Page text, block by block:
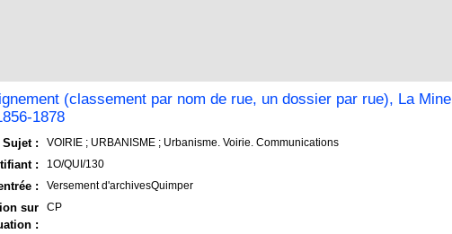
(classement par nom de rue, un dossier par rue), La Mine
1878
Sujet : VOIRIE ; URBANISME ; Urbanisme. Voirie. Communications
: 1O/QUI/130
: Versement d'archivesQuimper
sur
:
CP